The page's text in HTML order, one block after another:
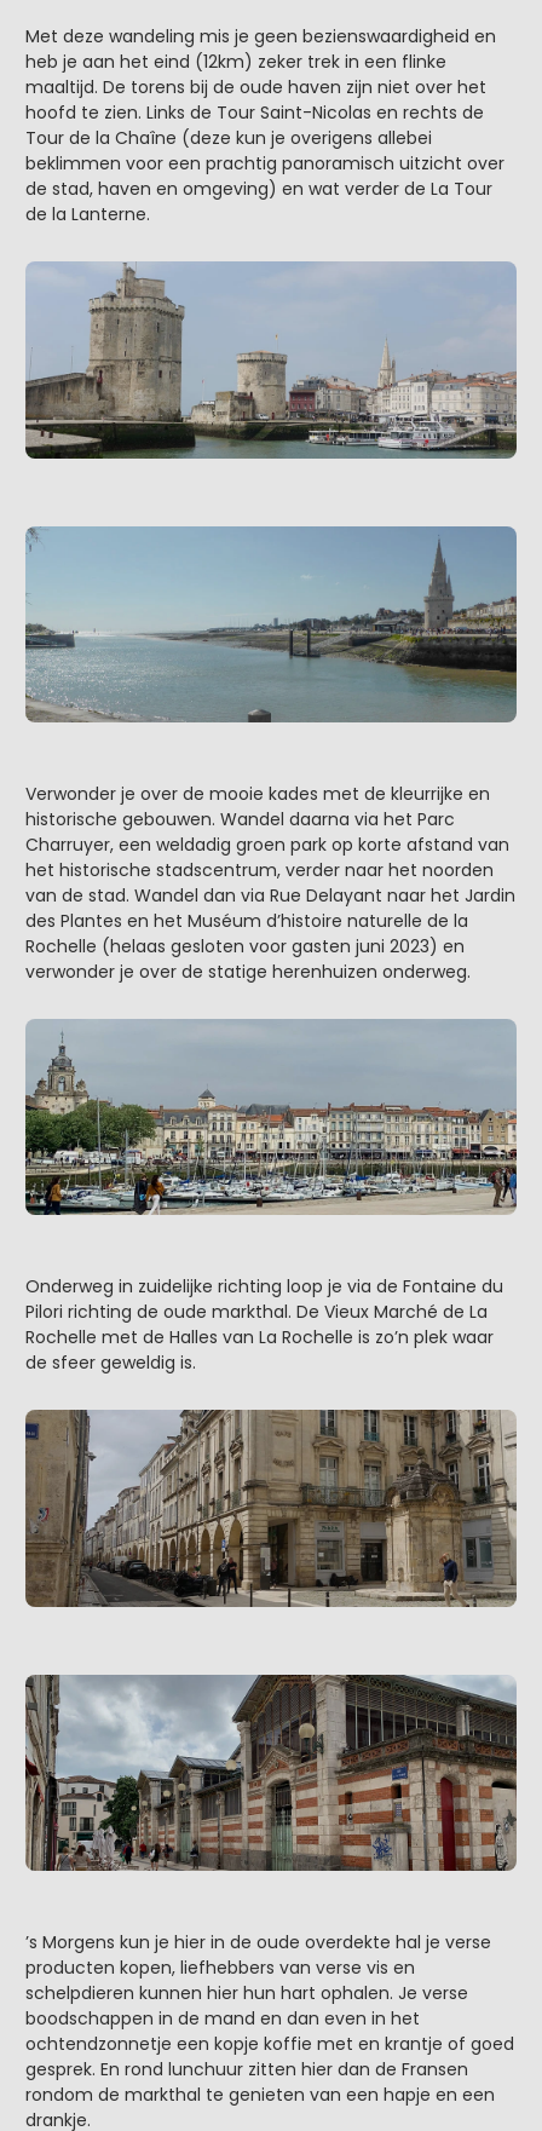
Met deze wandeling mis je geen bezienswaardigheid en
heb je aan het eind (12km) zeker trek in een flinke
maaltijd. De torens bij de oude haven zijn niet over het
hoofd te zien. Links de Tour Saint-Nicolas en rechts de
Tour de la Chaîne (deze kun je overigens allebei
beklimmen voor een prachtig panoramisch uitzicht over
de stad, haven en omgeving) en wat verder de La Tour
de la Lanterne.
Verwonder je over de mooie kades met de kleurrijke en
historische gebouwen. Wandel daarna via het Parc
Charruyer, een weldadig groen park op korte afstand van
het historische stadscentrum, verder naar het noorden
van de stad. Wandel dan via Rue Delayant naar het Jardin
des Plantes en het Muséum d’histoire naturelle de la
Rochelle (helaas gesloten voor gasten juni 2023) en
verwonder je over de statige herenhuizen onderweg.
Onderweg in zuidelijke richting loop je via de Fontaine du
Pilori richting de oude markthal. De Vieux Marché de La
Rochelle met de Halles van La Rochelle is zo’n plek waar
de sfeer geweldig is.
’s Morgens kun je hier in de oude overdekte hal je verse
producten kopen, liefhebbers van verse vis en
schelpdieren kunnen hier hun hart ophalen. Je verse
boodschappen in de mand en dan even in het
ochtendzonnetje een kopje koffie met en krantje of goed
gesprek. En rond lunchuur zitten hier dan de Fransen
rondom de markthal te genieten van een hapje en een
drankje.